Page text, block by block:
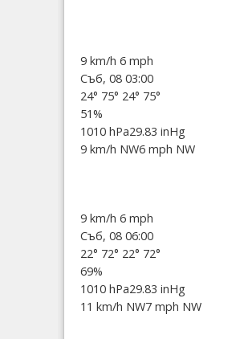
9 km/h 6 mph
Съб, 08 03:00
24° 75° 24° 75°
51%
1010 hPa29.83 inHg
9 km/h NW6 mph NW
9 km/h 6 mph
Съб, 08 06:00
22° 72° 22° 72°
69%
1010 hPa29.83 inHg
11 km/h NW7 mph NW